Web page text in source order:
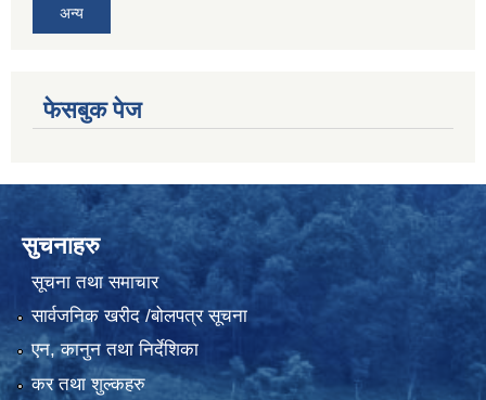
अन्य
फेसबुक पेज
सुचनाहरु
सूचना तथा समाचार
सार्वजनिक खरीद /बोलपत्र सूचना
एन, कानुन तथा निर्देशिका
कर तथा शुल्कहरु